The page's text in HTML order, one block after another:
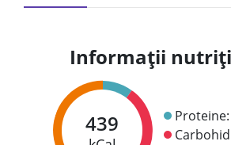
Informații
439 Proteine: